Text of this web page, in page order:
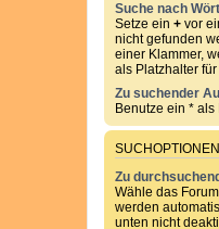
Suche nach
Setze ein + vor
nicht gefunden
einer Klammer,
als Platzhalter
Zu suchender
Benutze ein *
SUCHOPTIONEN
Zu
Wähle das
werden
unten nicht